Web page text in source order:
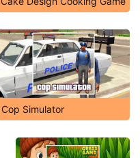
Cop Simulator